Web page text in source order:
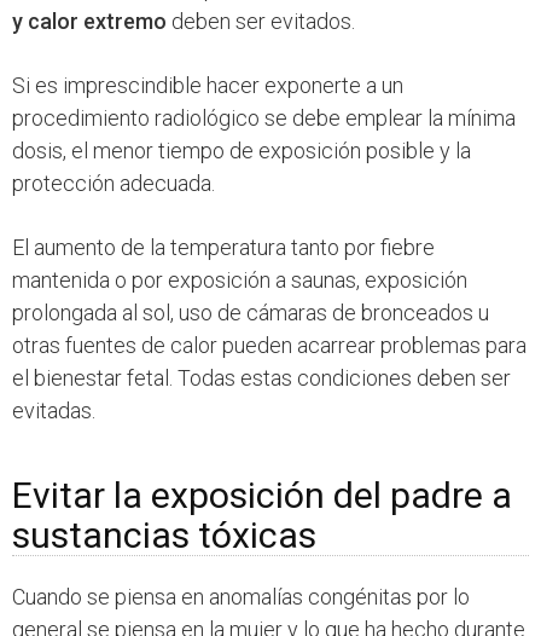
y calor extremo deben ser evitados.
Si es imprescindible hacer exponerte a un
procedimiento radiológico se debe emplear la mínima
dosis, el menor tiempo de exposición posible y la
protección adecuada.
El aumento de la temperatura tanto por fiebre
mantenida o por exposición a saunas, exposición
prolongada al sol, uso de cámaras de bronceados u
otras fuentes de calor pueden acarrear problemas para
el bienestar fetal. Todas estas condiciones deben ser
evitadas.
Evitar la exposición del padre a
sustancias tóxicas
Cuando se piensa en anomalías congénitas por lo
general se piensa en la mujer y lo que ha hecho durante